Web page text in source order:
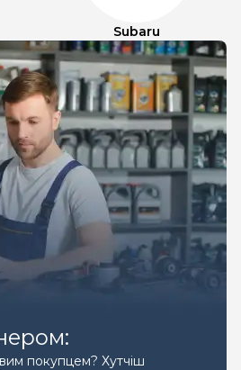
Subaru
покупцем? Хутчіш